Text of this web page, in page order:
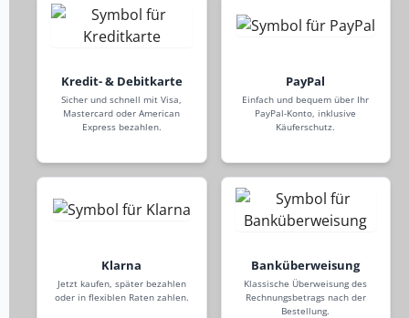
Kredit- & Debitkarte
Sicher und schnell mit Visa,
Mastercard oder American
Express bezahlen.
PayPal
Einfach und bequem über Ihr
PayPal-Konto, inklusive
Käuferschutz.
Klarna
Jetzt kaufen, später bezahlen
oder in flexiblen Raten zahlen.
Banküberweisung
Klassische Überweisung des
Rechnungsbetrags nach der
Bestellung.